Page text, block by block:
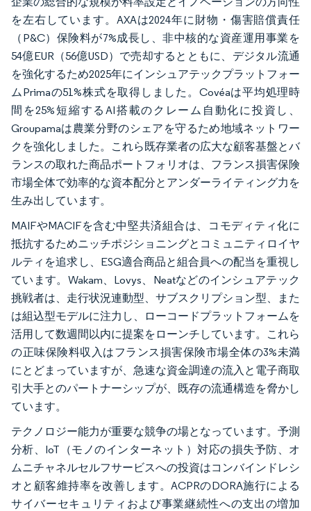
を左右しています。AXAは2024年に財物・傷害賠償責任
（P&C）保険料が7%成長し、非中核的な資産運用事業を
54億EUR（56億USD）で売却するとともに、デジタル流通
を強化するため2025年にインシュアテックプラットフォー
ムPrimaの51%株式を取得しました。Covéaは平均処理時
間を25%短縮するAI搭載のクレーム自動化に投資し、
Groupamaは農業分野のシェアを守るため地域ネットワー
クを強化しました。これら既存業者の広大な顧客基盤とバ
ランスの取れた商品ポートフォリオは、フランス損害保険
市場全体で効率的な資本配分とアンダーライティング力を
生み出しています。
MAIFやMACIFを含む中堅共済組合は、コモディティ化に
抵抗するためニッチポジショニングとコミュニティロイヤ
ルティを追求し、ESG適合商品と組合員への配当を重視し
ています。Wakam、Lovys、Neatなどのインシュアテック
挑戦者は、走行状況連動型、サブスクリプション型、また
は組込型モデルに注力し、ローコードプラットフォームを
活用して数週間以内に提案をローンチしています。これら
の正味保険料収入はフランス損害保険市場全体の3%未満
にとどまっていますが、急速な資金調達の流入と電子商取
引大手とのパートナーシップが、既存の流通構造を脅かし
ています。
テクノロジー能力が重要な競争の場となっています。予測
分析、IoT（モノのインターネット）対応の損失予防、オ
ムニチャネルセルフサービスへの投資はコンバインドレシ
オと顧客維持率を改善します。ACPRのDORA施行による
サイバーセキュリティおよび事業継続性への支出の増加